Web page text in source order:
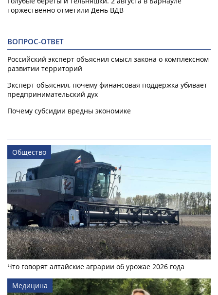
торжественно отметили День ВДВ
ВОПРОС-ОТВЕТ
Российский эксперт объяснил смысл закона о комплексном
развитии территорий
Эксперт объяснил, почему финансовая поддержка убивает
предпринимательский дух
Почему субсидии вредны экономике
Общество
Что говорят алтайские аграрии об урожае 2026 года
Медицина